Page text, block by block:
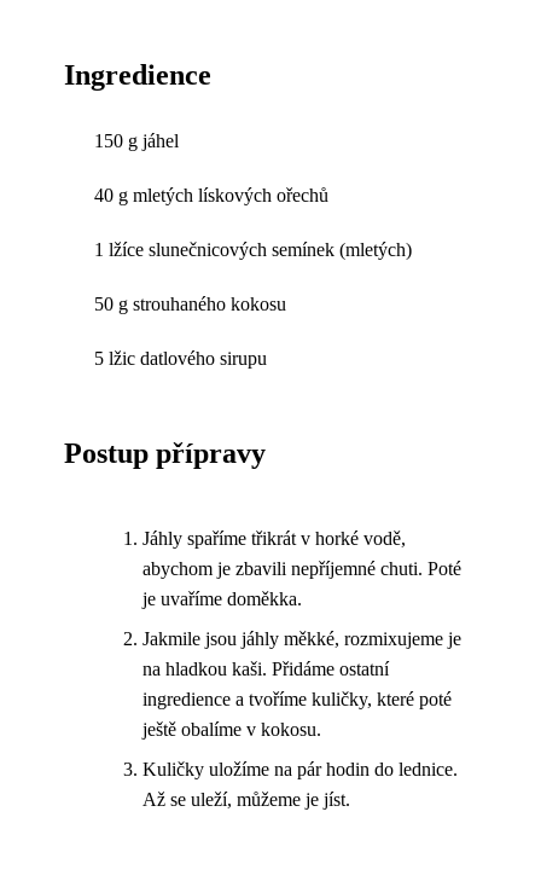
Ingredience
150 g jáhel
40 g mletých lískových ořechů
1 lžíce slunečnicových semínek (mletých)
50 g strouhaného kokosu
5 lžic datlového sirupu
Postup přípravy
Jáhly spaříme třikrát v horké vodě,
abychom je zbavili nepříjemné chuti. Poté
je uvaříme doměkka.
Jakmile jsou jáhly měkké, rozmixujeme je
na hladkou kaši. Přidáme ostatní
ingredience a tvoříme kuličky, které poté
ještě obalíme v kokosu.
Kuličky uložíme na pár hodin do lednice.
Až se uleží, můžeme je jíst.